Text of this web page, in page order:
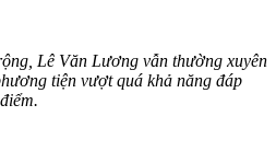
Lê Văn Lương vẫn thường xuyên
tiện vượt quá khả năng đáp